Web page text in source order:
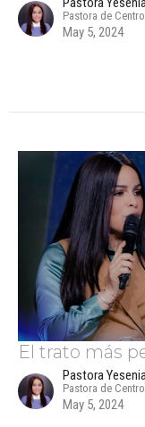
Pastora de
May 5, 2024
El trato más
Pastora
Pastora de
May 5, 2024